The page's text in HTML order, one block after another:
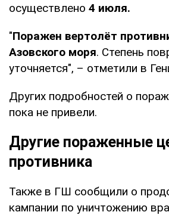
осуществлено 4 июля.
"Поражен вертолёт
Азовского моря. Степень
уточняется", – отметили в
Других подробностей о
пока не привели.
Другие пораженные
противника
Также в ГШ сообщили о
кампании по уничтожению